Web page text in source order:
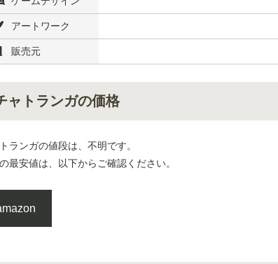
アートワーク
販売元
ャトランガの価格
ランガの値段は、不明です。
最安値は、以下からご確認ください。